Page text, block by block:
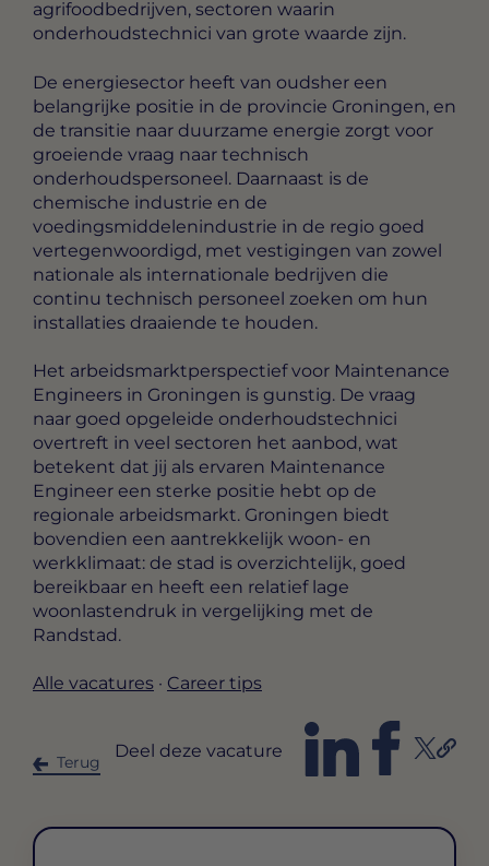
agrifoodbedrijven, sectoren waarin
onderhoudstechnici van grote waarde zijn.
De energiesector heeft van oudsher een
belangrijke positie in de provincie Groningen, en
de transitie naar duurzame energie zorgt voor
groeiende vraag naar technisch
onderhoudspersoneel. Daarnaast is de
chemische industrie en de
voedingsmiddelenindustrie in de regio goed
vertegenwoordigd, met vestigingen van zowel
nationale als internationale bedrijven die
continu technisch personeel zoeken om hun
installaties draaiende te houden.
Het arbeidsmarktperspectief voor Maintenance
Engineers in Groningen is gunstig. De vraag
naar goed opgeleide onderhoudstechnici
overtreft in veel sectoren het aanbod, wat
betekent dat jij als ervaren Maintenance
Engineer een sterke positie hebt op de
regionale arbeidsmarkt. Groningen biedt
bovendien een aantrekkelijk woon- en
werkklimaat: de stad is overzichtelijk, goed
bereikbaar en heeft een relatief lage
woonlastendruk in vergelijking met de
Randstad.
Alle vacatures · Career tips
Terug
Deel deze vacature